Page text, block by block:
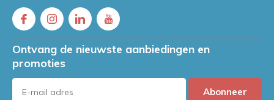
Ontvang de nieuwste aanbiedingen en
promoties
Abonneer